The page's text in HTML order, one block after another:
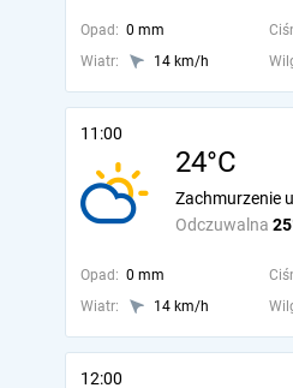
Opad: 0 mm
Wiatr:
14 km/h
11:00
24°C
Odczuwalna
Zachmurzenie
Opad: 0 mm
Wiatr:
14 km/h
12:00